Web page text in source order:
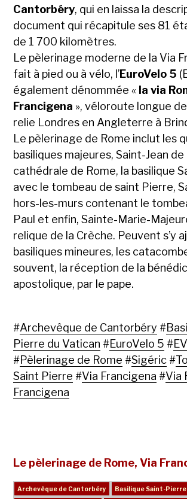
Cantorbéry, qui en laissa la
document qui récapitule ses 81
de 1 700 kilomètres.
Le pèlerinage moderne de la Via
fait à pied ou à vélo, l’EuroVelo 5
également dénommée « la via
Francigena », véloroute longue
relie Londres en Angleterre à
Le pèlerinage de Rome inclut les
basiliques majeures, Saint-Jean
cathédrale de Rome, la basilique
avec le tombeau de saint Pierre,
hors-les-murs contenant le
Paul et enfin, Sainte-Marie-
relique de la Crèche. Peuvent s’y
basiliques mineures, les
souvent, la réception de la
apostolique, par le pape.
#Archevêque de Cantorbéry #
Pierre du Vatican #EuroVelo 5 #
#Pèlerinage de Rome #Sigéric #
Saint Pierre #Via Francigena #Via
Francigena
Le pèlerinage de Rome, Via